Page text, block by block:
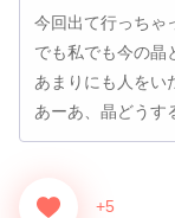
今回出て行っちゃ
でも私でも今の晶
あまりにも人をい
あーあ、晶どうす
+5